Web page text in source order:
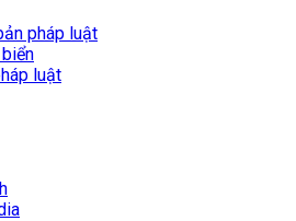
pháp luật
luật